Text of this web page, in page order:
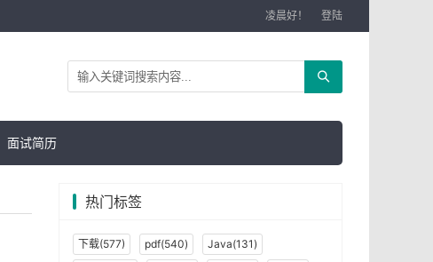
凌晨好！ 登陆
面试简历
热门标签
下载(577) pdf(540)
Java(131)